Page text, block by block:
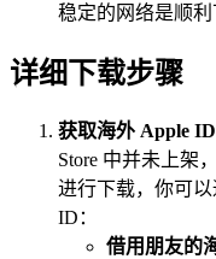
稳定的网络是顺利
详细下载步骤
获取海外 Apple ID
Store 中并未上架
进行下载，你可
ID：
借用朋友的